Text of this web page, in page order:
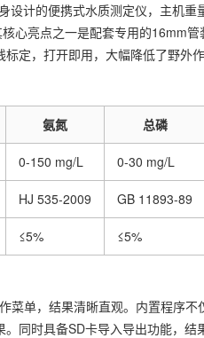
设计的便携式水质测定仪，主机重
核心亮点之一是配套专用的
定，打开即用，大幅降低了野外
氨氮 总磷
0-150 mg/L 0-30 mg/L
HJ 535-2009 GB 11893-89
≤5% ≤5%
菜单，结果清晰直观。内置程序
同时具备SD卡导入导出功能，结